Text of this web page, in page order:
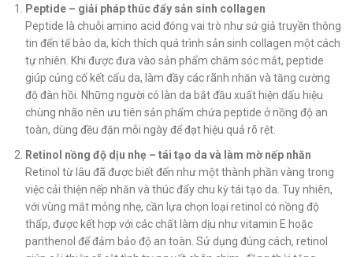
Peptide – giải pháp thúc đẩy sản sinh collagen
Peptide là chuỗi amino acid đóng vai trò như sứ giả truyền thông
tin đến tế bào da, kích thích quá trình sản sinh collagen một cách
tự nhiên. Khi được đưa vào sản phẩm chăm sóc mắt, peptide
giúp củng cố kết cấu da, làm đầy các rãnh nhăn và tăng cường
độ đàn hồi. Những người có làn da bắt đầu xuất hiện dấu hiệu
chùng nhão nên ưu tiên sản phẩm chứa peptide ở nồng độ an
toàn, dùng đều đặn mỗi ngày để đạt hiệu quả rõ rệt.
Retinol nồng độ dịu nhẹ – tái tạo da và làm mờ nếp nhăn
Retinol từ lâu đã được biết đến như một thành phần vàng trong
việc cải thiện nếp nhăn và thúc đẩy chu kỳ tái tạo da. Tuy nhiên,
với vùng mắt mỏng nhẹ, cần lựa chọn loại retinol có nồng độ
thấp, được kết hợp với các chất làm dịu như vitamin E hoặc
panthenol để đảm bảo độ an toàn. Sử dụng đúng cách, retinol